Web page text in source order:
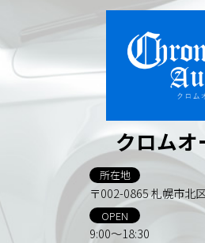
クロムオ
所在地
〒002-0865 札幌市北
OPEN
9:00～18:30